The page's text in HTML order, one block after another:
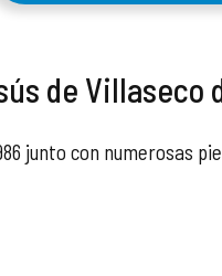
de Villaseco
junto con numerosas